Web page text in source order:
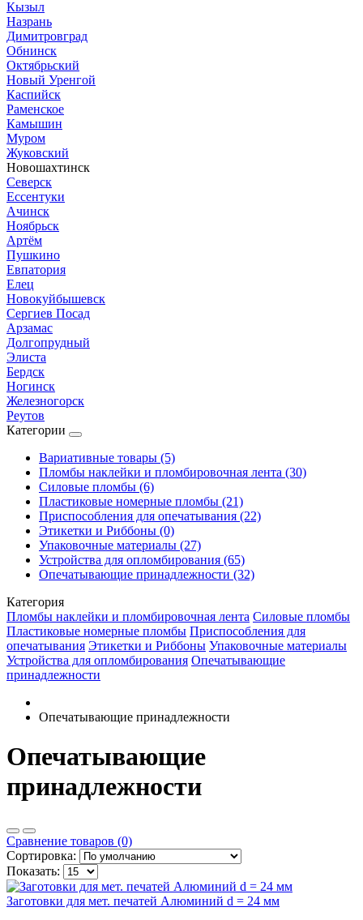
Кызыл
Назрань
Димитровград
Обнинск
Октябрьский
Новый Уренгой
Каспийск
Раменское
Камышин
Муром
Жуковский
Новошахтинск
Северск
Ессентуки
Ачинск
Ноябрьск
Артём
Пушкино
Евпатория
Елец
Новокуйбышевск
Сергиев Посад
Арзамас
Долгопрудный
Элиста
Бердск
Ногинск
Железногорск
Реутов
Категории
Вариативные товары (5)
Пломбы наклейки и пломбировочная лента (30)
Силовые пломбы (6)
Пластиковые номерные пломбы (21)
Приспособления для опечатывания (22)
Этикетки и Риббоны (0)
Упаковочные материалы (27)
Устройства для опломбирования (65)
Опечатывающие принадлежности (32)
Категория
Пломбы наклейки и пломбировочная лента Силовые пломбы
Пластиковые номерные пломбы Приспособления для
опечатывания Этикетки и Риббоны Упаковочные материалы
Устройства для опломбирования Опечатывающие
принадлежности
Опечатывающие принадлежности
Опечатывающие
принадлежности
Сравнение товаров (0)
Сортировка:
Показать:
Заготовки для мет. печатей Алюминий d = 24 мм